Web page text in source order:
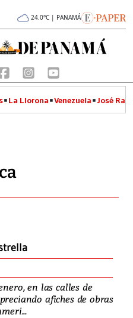
24.0°C | PANAMÁ
La Llorona Venezuela José
en las calles de
afiches de obras